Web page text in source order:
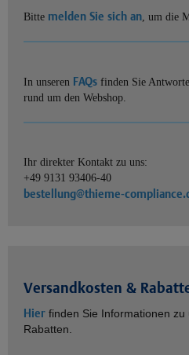
Bitte melden Sie sich an, um die
In unseren FAQs finden Sie
rund um den Webshop.
Ihr direkter Kontakt zu uns:
+49 9131 93406-40
bestellung@thieme-
Versandkosten &
Hier finden Sie Informationen
Rabatten.